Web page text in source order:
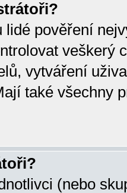
lidé pověření
veškerý
vytváření
také všechny
(nebo